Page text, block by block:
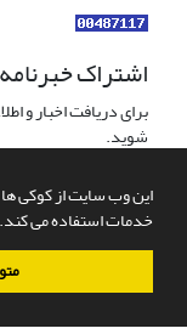
این وب سایت از کوکی ها
خدمات استفاده می کند.
اشتراک خبرنامه
برای دریافت اخبار و
شوید.
سامانه مدیریت